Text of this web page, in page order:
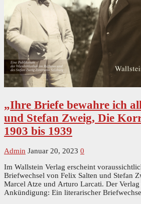
„Ihre Briefe bewahre ich
und Stefan Zweig, Die
1903 bis 1939
Admin Januar 20, 2023 0
Im Wallstein Verlag erscheint
Briefwechsel von Felix Salten und Stefan
Marcel Atze und Arturo Larcati. Der
Ankündigung: Ein literarischer